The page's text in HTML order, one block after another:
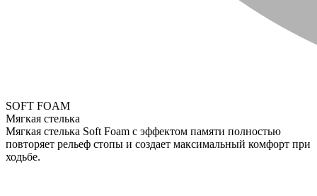
SOFT FOAM
Мягкая стелька
Мягкая стелька Soft Foam с эффектом памяти полностью
повторяет рельеф стопы и создает максимальный комфорт при
ходьбе.